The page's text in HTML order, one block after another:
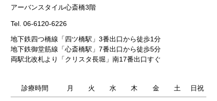
アーバンスタイル心斎橋3階
Tel.06-6120-6226
地下鉄四つ橋線「四ツ橋駅」3番出口から徒歩1分
地下鉄御堂筋線「心斎橋駅」7番出口から徒歩5分
両駅北改札より「クリスタ長堀」南17番出口すぐ
診療時間 月 火 水 木 金 土 日祝